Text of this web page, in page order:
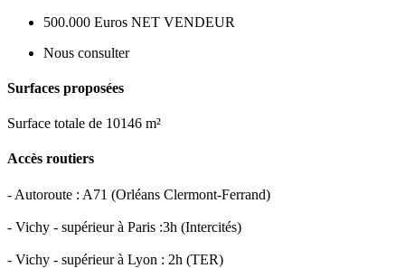
500.000 Euros NET VENDEUR
Nous consulter
Surfaces proposées
Surface totale de 10146 m²
Accès routiers
- Autoroute : A71 (Orléans Clermont-Ferrand)
- Vichy - supérieur à Paris :3h (Intercités)
- Vichy - supérieur à Lyon : 2h (TER)